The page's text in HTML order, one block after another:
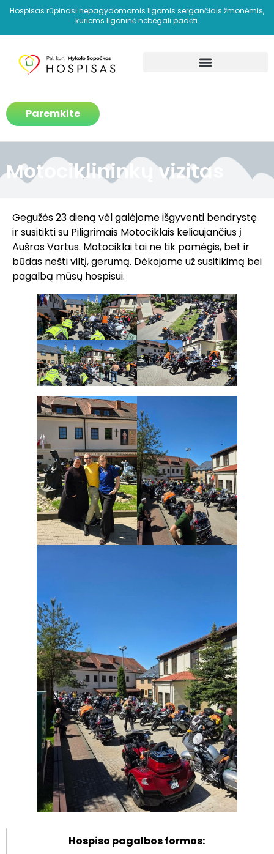
Hospisas rūpinasi nepagydomomis ligomis sergančiais žmonėmis,
kuriems ligoninė nebegali padėti.
Paremkite
Motociklininkų vizitas
Gegužės 23 dieną vėl galėjome išgyventi bendrystę
ir susitikti su Piligrimais Motociklais keliaujančius į
Aušros Vartus. Motociklai tai ne tik pomėgis, bet ir
būdas nešti viltį, gerumą. Dėkojame už susitikimą bei
pagalbą mūsų hospisui.
Hospiso pagalbos formos: